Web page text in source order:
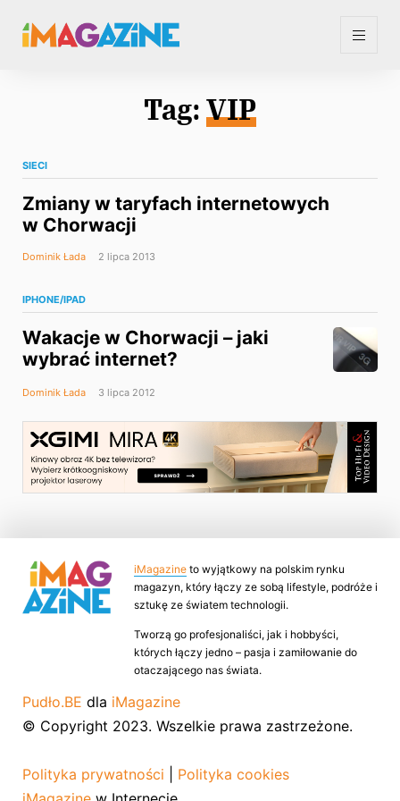
Tag: VIP
SIECI
Zmiany w taryfach internetowych
w Chorwacji
Dominik Łada 2 lipca 2013
IPHONE/IPAD
Wakacje w Chorwacji – jaki
wybrać internet?
Dominik Łada 3 lipca 2012
iMagazine to wyjątkowy na polskim rynku
magazyn, który łączy ze sobą lifestyle, podróże i
sztukę ze światem technologii.
Tworzą go profesjonaliści, jak i hobbyści,
których łączy jedno – pasja i zamiłowanie do
otaczającego nas świata.
Pudło.BE dla iMagazine
© Copyright 2023. Wszelkie prawa zastrzeżone.
Polityka prywatności
Polityka cookies